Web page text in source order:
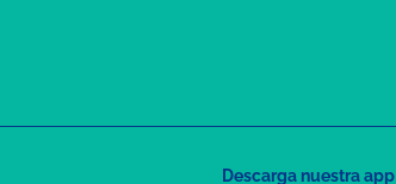
Descarga nuestra app